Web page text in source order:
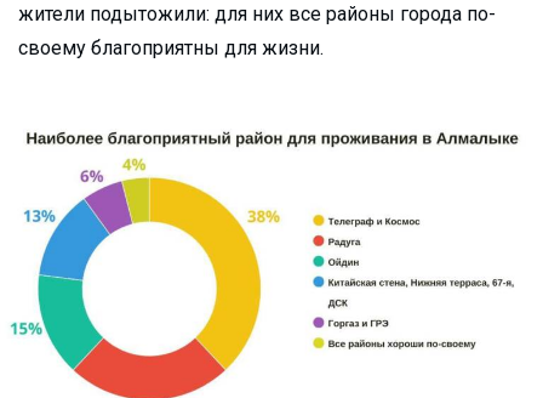
жители подытожили: для них все районы города по-
своему благоприятны для жизни.